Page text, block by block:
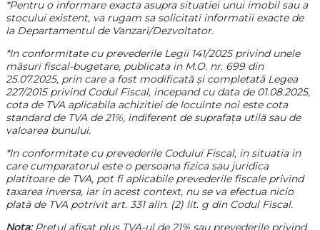
*Pentru o informare exacta asupra situatiei unui imobil sau a
stocului existent, va rugam sa solicitati informatii exacte de
la Departamentul de Vanzari/Dezvoltator.
*In conformitate cu prevederile Legii 141/2025 privind unele
măsuri fiscal-bugetare, publicata in M.O. nr. 699 din
25.07.2025, prin care a fost modificată și completată Legea
227/2015 privind Codul Fiscal, incepand cu data de 01.08.2025,
cota de TVA aplicabila achizitiei de locuinte noi este cota
standard de TVA de 21%, indiferent de suprafața utilă sau de
valoarea bunului.
*In conformitate cu prevederile Codului Fiscal, in situatia in
care cumparatorul este o persoana fizica sau juridica
platitoare de TVA, pot fi aplicabile prevederile fiscale privind
taxarea inversa, iar in acest context, nu se va efectua nicio
plată de TVA potrivit art. 331 alin. (2) lit. g din Codul Fiscal.
Nota:Pretul afisat plus TVA-ul de 21% sau prevederile privind